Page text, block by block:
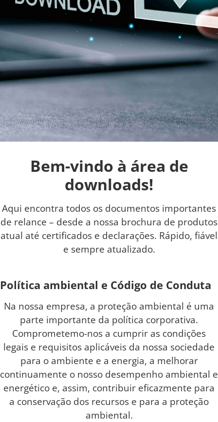
Bem-vindo à área de
downloads!
Aqui encontra todos os documentos importantes
de relance – desde a nossa brochura de produtos
atual até certificados e declarações. Rápido, fiável
e sempre atualizado.
Política ambiental e Código de Conduta
Na nossa empresa, a proteção ambiental é uma
parte importante da política corporativa.
Comprometemo-nos a cumprir as condições
legais e requisitos aplicáveis da nossa sociedade
para o ambiente e a energia, a melhorar
continuamente o nosso desempenho ambiental e
energético e, assim, contribuir eficazmente para
a conservação dos recursos e para a proteção
ambiental.